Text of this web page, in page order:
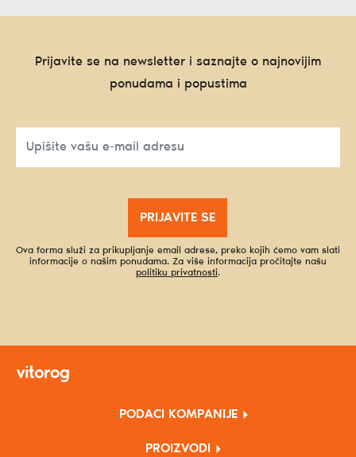
Prijavite se na newsletter i saznajte o najnovijim
ponudama i popustima
PRIJAVITE SE
Ova forma služi za prikupljanje email adrese, preko kojih ćemo vam slati
informacije o našim ponudama. Za više informacija pročitajte našu
politiku privatnosti.
PODACI KOMPANIJE
PROIZVODI